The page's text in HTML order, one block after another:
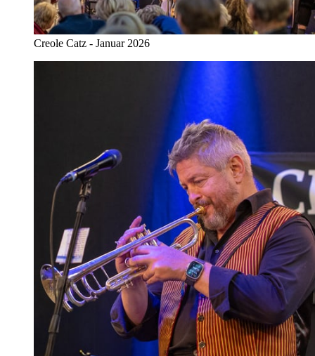
Creole Catz - Januar 2026